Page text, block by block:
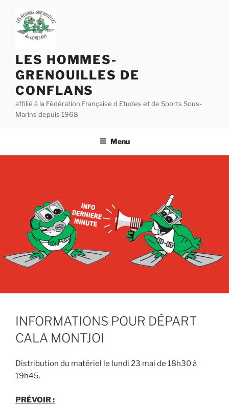
contenu
principal
LES HOMMES-
GRENOUILLES DE
CONFLANS
affilié à la Fédération Française d Etudes et de Sports Sous-
Marins depuis 1968
Menu
INFORMATIONS POUR DÉPART
CALA MONTJOI
Distribution du matériel le lundi 23 mai de 18h30 à
19h45.
PRÉVOIR :